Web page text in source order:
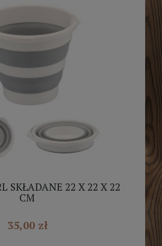
SKŁADANE 22 X 22 X 22
CM
35,00 zł